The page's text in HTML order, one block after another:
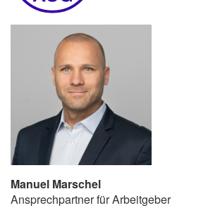
Manuel Marschel
Ansprechpartner für Arbeitgeber